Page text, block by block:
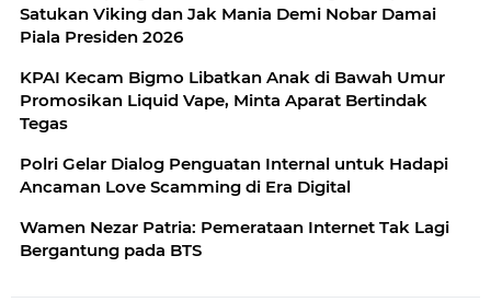
Satukan Viking dan Jak Mania Demi Nobar Damai
Piala Presiden 2026
KPAI Kecam Bigmo Libatkan Anak di Bawah Umur
Promosikan Liquid Vape, Minta Aparat Bertindak
Tegas
Polri Gelar Dialog Penguatan Internal untuk Hadapi
Ancaman Love Scamming di Era Digital
Wamen Nezar Patria: Pemerataan Internet Tak Lagi
Bergantung pada BTS